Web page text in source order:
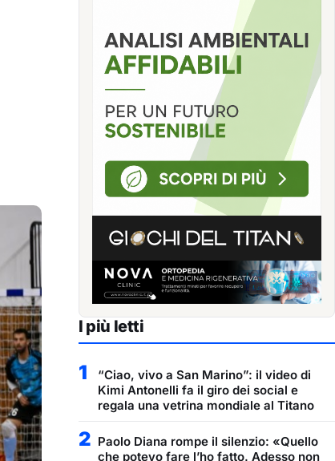
I più letti
1
“Ciao, vivo a San Marino”: il video di
Kimi Antonelli fa il giro dei social e
regala una vetrina mondiale al Titano
2 Paolo Diana rompe il silenzio: «Quello
che potevo fare l’ho fatto. Adesso non